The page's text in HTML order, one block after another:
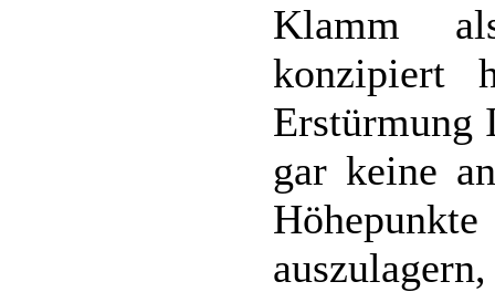
Klamm
konzipiert
Erstürmung
gar keine